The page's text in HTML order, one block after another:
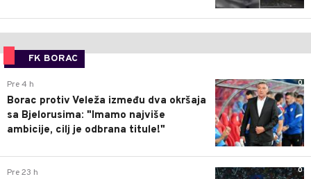
FK BORAC
0
Pre 4 h
Borac protiv Veleža između dva okršaja
sa Bjelorusima: "Imamo najviše
ambicije, cilj je odbrana titule!"
0
Pre 23 h